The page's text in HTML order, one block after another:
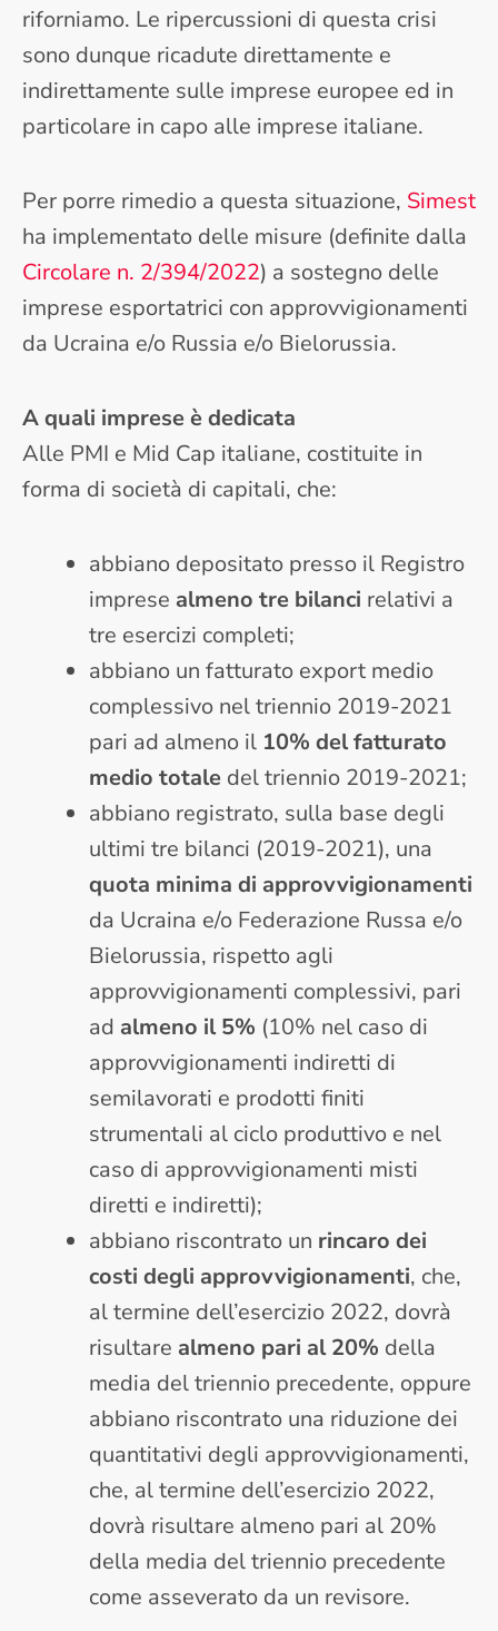
riforniamo. Le ripercussioni di questa crisi
sono dunque ricadute direttamente e
indirettamente sulle imprese europee ed in
particolare in capo alle imprese italiane.
Per porre rimedio a questa situazione, Simest
ha implementato delle misure (definite dalla
Circolare n. 2/394/2022) a sostegno delle
imprese esportatrici con approvvigionamenti
da Ucraina e/o Russia e/o Bielorussia.
A quali imprese è dedicata
Alle PMI e Mid Cap italiane, costituite in
forma di società di capitali, che:
abbiano depositato presso il Registro
imprese almeno tre bilanci relativi a
tre esercizi completi;
abbiano un fatturato export medio
complessivo nel triennio 2019-2021
pari ad almeno il 10% del fatturato
medio totale del triennio 2019-2021;
abbiano registrato, sulla base degli
ultimi tre bilanci (2019-2021), una
quota minima di approvvigionamenti
da Ucraina e/o Federazione Russa e/o
Bielorussia, rispetto agli
approvvigionamenti complessivi, pari
ad almeno il 5% (10% nel caso di
approvvigionamenti indiretti di
semilavorati e prodotti finiti
strumentali al ciclo produttivo e nel
caso di approvvigionamenti misti
diretti e indiretti);
abbiano riscontrato un rincaro dei
costi degli approvvigionamenti, che,
al termine dell’esercizio 2022, dovrà
risultare almeno pari al 20% della
media del triennio precedente, oppure
abbiano riscontrato una riduzione dei
quantitativi degli approvvigionamenti,
che, al termine dell’esercizio 2022,
dovrà risultare almeno pari al 20%
della media del triennio precedente
come asseverato da un revisore.